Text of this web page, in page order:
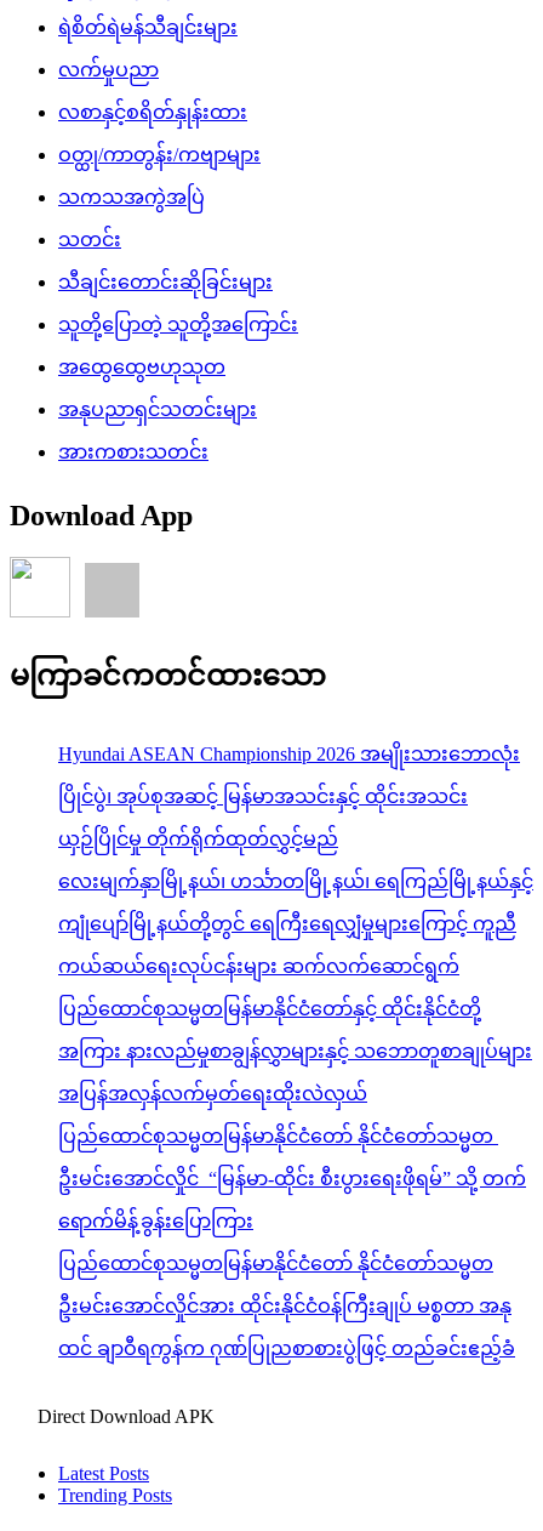
ရဲစိတ်ရဲမန်သီချင်းများ
လက်မှုပညာ
လစာနှင့်စရိတ်နှုန်းထား
ဝတ္ထု/ကာတွန်း/ကဗျာများ
သကသအကွဲအပြဲ
သတင်း
သီချင်းတောင်းဆိုခြင်းများ
သူတို့ပြောတဲ့ သူတို့အကြောင်း
အထွေထွေဗဟုသုတ
အနုပညာရှင်သတင်းများ
အားကစားသတင်း
Download App
မကြာခင်ကတင်ထားသော
Hyundai ASEAN Championship 2026 အမျိုးသားဘောလုံး
ပြိုင်ပွဲ၊ အုပ်စုအဆင့် မြန်မာအသင်းနှင့် ထိုင်းအသင်း
ယှဉ်ပြိုင်မှု တိုက်ရိုက်ထုတ်လွှင့်မည်
လေးမျက်နှာမြို့နယ်၊ ဟင်္သာတမြို့နယ်၊ ရေကြည်မြို့နယ်နှင့်
ကျုံပျော်မြို့နယ်တို့တွင် ရေကြီးရေလျှံမှုများကြောင့် ကူညီ
ကယ်ဆယ်ရေးလုပ်ငန်းများ ဆက်လက်ဆောင်ရွက်
ပြည်ထောင်စုသမ္မတမြန်မာနိုင်ငံတော်နှင့် ထိုင်းနိုင်ငံတို့
အကြား နားလည်မှုစာချွန်လွှာများနှင့် သဘောတူစာချုပ်များ
အပြန်အလှန်လက်မှတ်ရေးထိုးလဲလှယ်
ပြည်ထောင်စုသမ္မတမြန်မာနိုင်ငံတော် နိုင်ငံတော်သမ္မတ
ဦးမင်းအောင်လှိုင် “မြန်မာ-ထိုင်း စီးပွားရေးဖိုရမ်” သို့ တက်
ရောက်မိန့်ခွန်းပြောကြား
ပြည်ထောင်စုသမ္မတမြန်မာနိုင်ငံတော် နိုင်ငံတော်သမ္မတ
ဦးမင်းအောင်လှိုင်အား ထိုင်းနိုင်ငံဝန်ကြီးချုပ် မစ္စတာ အနု
ထင် ချာဝီရကွန်က ဂုဏ်ပြုညစာစားပွဲဖြင့် တည်ခင်းဧည့်ခံ
Direct Download APK
Latest Posts
Trending Posts